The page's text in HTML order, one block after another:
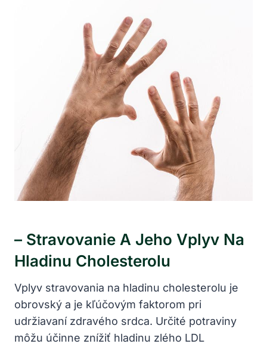
– Stravovanie A Jeho‌ Vplyv Na
Hladinu Cholesterolu
Vplyv stravovania na hladinu cholesterolu je
obrovský a je kľúčovým ‌faktorom‍ pri
udržiavaní zdravého srdca. Určité potraviny
môžu účinne‌ znížiť hladinu zlého LDL